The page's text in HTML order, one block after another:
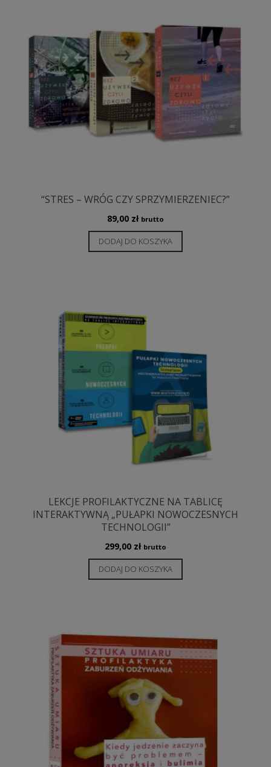
“STRES – WRÓG CZY SPRZYMIERZENIEC?”
89,00 zł brutto
DODAJ DO KOSZYKA
LEKCJE PROFILAKTYCZNE NA TABLICĘ
INTERAKTYWNĄ „PUŁAPKI NOWOCZESNYCH
TECHNOLOGII”
299,00 zł brutto
DODAJ DO KOSZYKA